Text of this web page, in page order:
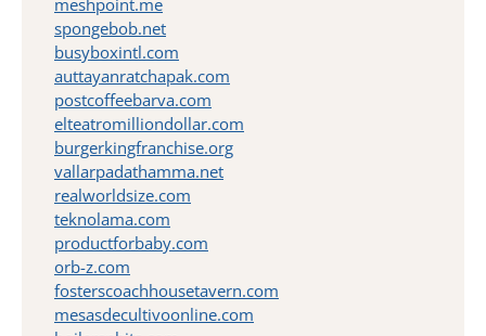
meshpoint.me
spongebob.net
busyboxintl.com
auttayanratchapak.com
postcoffeebarva.com
elteatromilliondollar.com
burgerkingfranchise.org
vallarpadathamma.net
realworldsize.com
teknolama.com
productforbaby.com
orb-z.com
fosterscoachhousetavern.com
mesasdecultivoonline.com